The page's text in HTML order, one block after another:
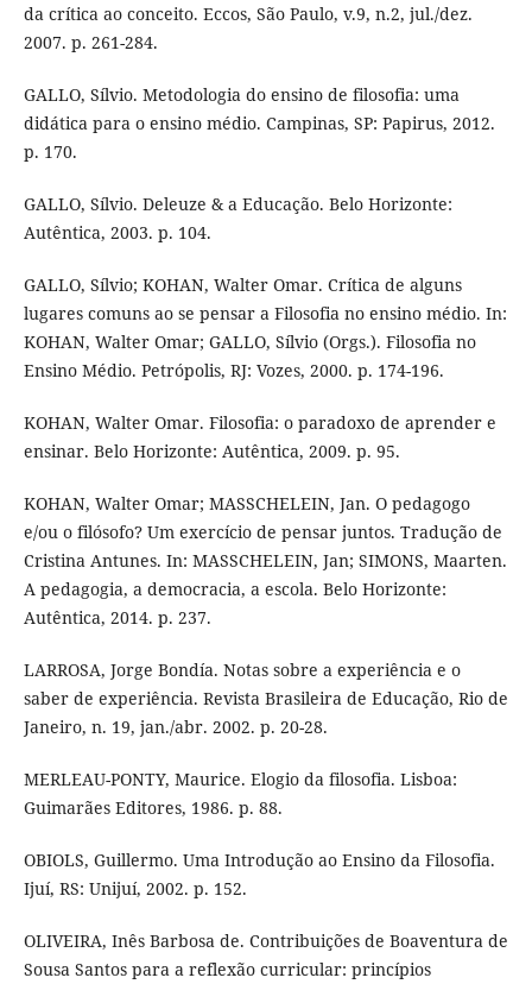
da crítica ao conceito. Eccos, São Paulo, v.9, n.2, jul./dez.
2007. p. 261-284.
GALLO, Sílvio. Metodologia do ensino de filosofia: uma
didática para o ensino médio. Campinas, SP: Papirus, 2012.
p. 170.
GALLO, Sílvio. Deleuze & a Educação. Belo Horizonte:
Autêntica, 2003. p. 104.
GALLO, Sílvio; KOHAN, Walter Omar. Crítica de alguns
lugares comuns ao se pensar a Filosofia no ensino médio. In:
KOHAN, Walter Omar; GALLO, Sílvio (Orgs.). Filosofia no
Ensino Médio. Petrópolis, RJ: Vozes, 2000. p. 174-196.
KOHAN, Walter Omar. Filosofia: o paradoxo de aprender e
ensinar. Belo Horizonte: Autêntica, 2009. p. 95.
KOHAN, Walter Omar; MASSCHELEIN, Jan. O pedagogo
e/ou o filósofo? Um exercício de pensar juntos. Tradução de
Cristina Antunes. In: MASSCHELEIN, Jan; SIMONS, Maarten.
A pedagogia, a democracia, a escola. Belo Horizonte:
Autêntica, 2014. p. 237.
LARROSA, Jorge Bondía. Notas sobre a experiência e o
saber de experiência. Revista Brasileira de Educação, Rio de
Janeiro, n. 19, jan./abr. 2002. p. 20-28.
MERLEAU-PONTY, Maurice. Elogio da filosofia. Lisboa:
Guimarães Editores, 1986. p. 88.
OBIOLS, Guillermo. Uma Introdução ao Ensino da Filosofia.
Ijuí, RS: Unijuí, 2002. p. 152.
OLIVEIRA, Inês Barbosa de. Contribuições de Boaventura de
Sousa Santos para a reflexão curricular: princípios